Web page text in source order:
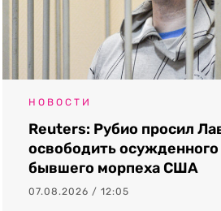
НОВОСТИ
Reuters: Рубио просил
освободить
бывшего морпеха США
07.08.2026 / 12:05